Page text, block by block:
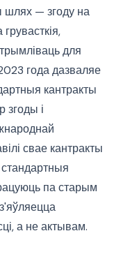
шлях — згоду на
для
года дазваляе
кантракты
згоды і
свае кантракты
па старым
а не актывам.